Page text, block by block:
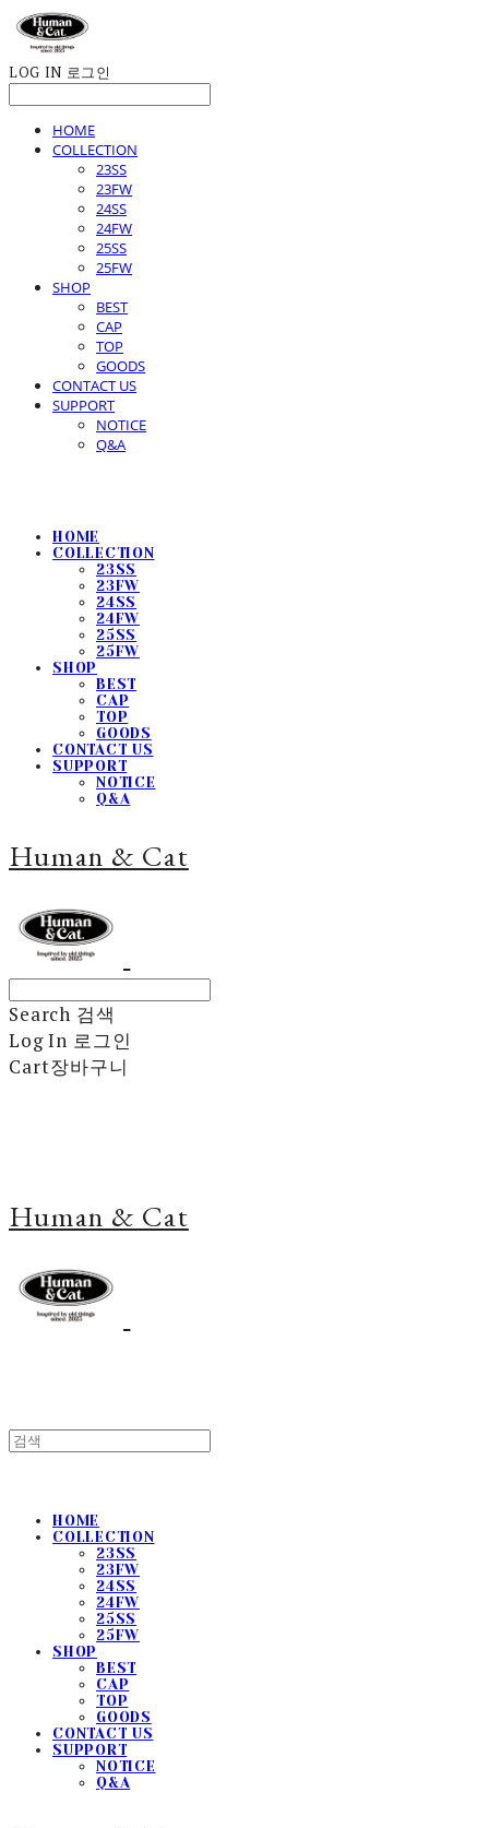
LOG IN 로그인
HOME
COLLECTION
23SS
23FW
24SS
24FW
25SS
25FW
SHOP
BEST
CAP
TOP
GOODS
CONTACT US
SUPPORT
NOTICE
Q&A
HOME
COLLECTION
23SS
23FW
24SS
24FW
25SS
25FW
SHOP
BEST
CAP
TOP
GOODS
CONTACT US
SUPPORT
NOTICE
Q&A
Human & Cat
Search 검색
Log In 로그인
Cart장바구니
Human & Cat
HOME
COLLECTION
23SS
23FW
24SS
24FW
25SS
25FW
SHOP
BEST
CAP
TOP
GOODS
CONTACT US
SUPPORT
NOTICE
Q&A